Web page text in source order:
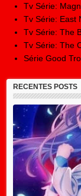
Tv Série:
Tv Série: East
Tv Série: The
Tv Série: The
Série Good
RECENTES POSTS